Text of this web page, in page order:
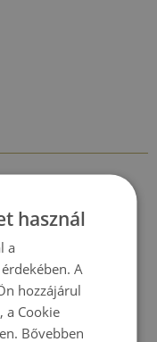
használ
a
A
hozzájárul
a Cookie
Bővebben